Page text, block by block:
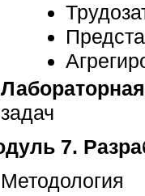
задач
7.
Методология